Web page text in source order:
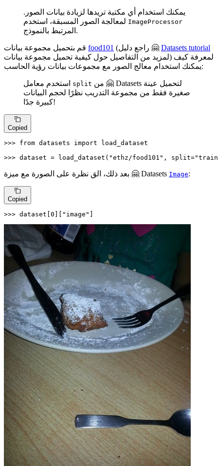
يمكنك استخدام أي مكتبة تريدها لزيادة بيانات الصور.
ImageProcessor
المرتبط بالنموذج.
food101 (راجع دليل 🤗 Datasets tutorial
لمزيد من التفاصيل حول كيفية تحميل مجموعة بيانات) لمعرفة كيف
يمكنك استخدام معالج الصور مع مجموعات بيانات رؤية الحاسب:
split
صغيرة فقط من مجموعة التدريب نظرًا لحجم البيانات
كبيرة جدًا!
Copied
>>> from datasets import load_dataset
>>> dataset = load_dataset( "ethz/food101" , split=
بعد ذلك، الق نظرة على الصورة مع ميزة 🤗 Datasets Image:
Copied
>>> dataset[ 0 "image"